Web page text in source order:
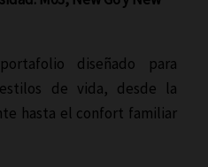
diseñado para
de vida, desde la
hasta el confort familiar